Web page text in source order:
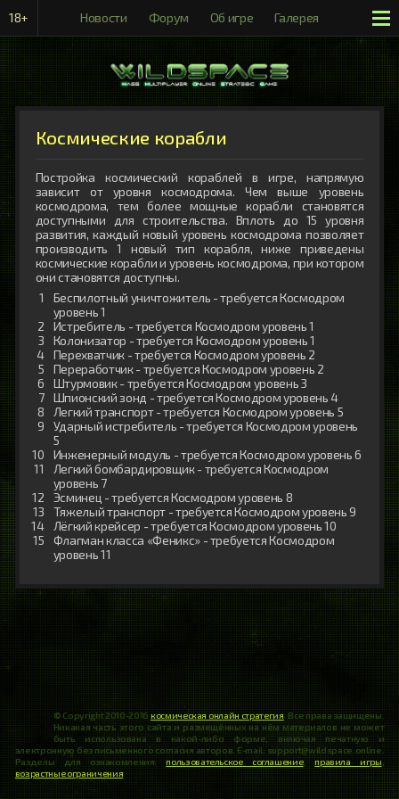
18+ Новости Форум Об игре Галерея
Космические корабли
Постройка космический кораблей в игре, напрямую
зависит от уровня космодрома. Чем выше уровень
космодрома, тем более мощные корабли становятся
доступными для строительства. Вплоть до 15 уровня
развития, каждый новый уровень космодрома позволяет
производить 1 новый тип корабля, ниже приведены
космические корабли и уровень космодрома, при котором
они становятся доступны.
Беспилотный уничтожитель - требуется Космодром
уровень 1
Истребитель - требуется Космодром уровень 1
Колонизатор - требуется Космодром уровень 1
Перехватчик - требуется Космодром уровень 2
Переработчик - требуется Космодром уровень 2
Штурмовик - требуется Космодром уровень 3
Шпионский зонд - требуется Космодром уровень 4
Легкий транспорт - требуется Космодром уровень 5
Ударный истребитель - требуется Космодром уровень
5
Инженерный модуль - требуется Космодром уровень 6
Легкий бомбардировщик - требуется Космодром
уровень 7
Эсминец - требуется Космодром уровень 8
Тяжелый транспорт - требуется Космодром уровень 9
Лёгкий крейсер - требуется Космодром уровень 10
Флагман класса «Феникс» - требуется Космодром
уровень 11
© Copyright 2010-2016 космическая онлайн стратегия . Все права защищены.
Никакая часть этого сайта и размещённых на нём материалов не может
быть использована в какой-либо форме, включая печатную и
электронную без письменного согласия авторов. E-mail: support@wildspace.online.
Разделы для ознакомления:пользовательское соглашение, правила игры
возрастные ограничения